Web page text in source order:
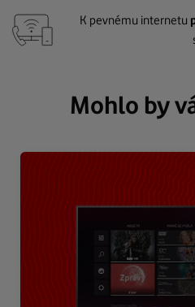
K pevnému internetu
Mohlo by